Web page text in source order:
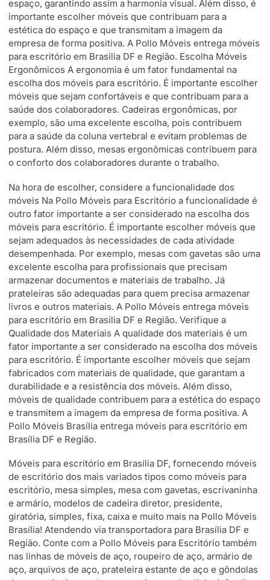
espaço, garantindo assim a harmonia visual. Além disso, é
importante escolher móveis que contribuam para a
estética do espaço e que transmitam a imagem da
empresa de forma positiva. A Pollo Móveis entrega móveis
para escritório em Brasília DF e Região. Escolha Móveis
Ergonômicos A ergonomia é um fator fundamental na
escolha dos móveis para escritório. É importante escolher
móveis que sejam confortáveis e que contribuam para a
saúde dos colaboradores. Cadeiras ergonômicas, por
exemplo, são uma excelente escolha, pois contribuem
para a saúde da coluna vertebral e evitam problemas de
postura. Além disso, mesas ergonômicas contribuem para
o conforto dos colaboradores durante o trabalho.
Na hora de escolher, considere a funcionalidade dos
móveis Na Pollo Móveis para Escritório a funcionalidade é
outro fator importante a ser considerado na escolha dos
móveis para escritório. É importante escolher móveis que
sejam adequados às necessidades de cada atividade
desempenhada. Por exemplo, mesas com gavetas são uma
excelente escolha para profissionais que precisam
armazenar documentos e materiais de trabalho. Já
prateleiras são adequadas para quem precisa armazenar
livros e outros materiais. A Pollo Móveis entrega móveis
para escritório em Brasília DF e Região. Verifique a
Qualidade dos Materiais A qualidade dos materiais é um
fator importante a ser considerado na escolha dos móveis
para escritório. É importante escolher móveis que sejam
fabricados com materiais de qualidade, que garantam a
durabilidade e a resistência dos móveis. Além disso,
móveis de qualidade contribuem para a estética do espaço
e transmitem a imagem da empresa de forma positiva. A
Pollo Móveis Brasília entrega móveis para escritório em
Brasília DF e Região.
Móveis para escritório em Brasília DF, fornecendo móveis
de escritório dos mais variados tipos como móveis para
escritório, mesa simples, mesa com gavetas, escrivaninha
e armário, modelos de cadeira diretor, presidente,
giratória, simples, fixa, caixa e muito mais na Pollo Móveis
Brasília! Atendendo via transportadora para Brasília DF e
Região. Conte com a Pollo Móveis para Escritório também
nas linhas de móveis de aço, roupeiro de aço, armário de
aço, arquivos de aço, prateleira estante de aço e gôndolas